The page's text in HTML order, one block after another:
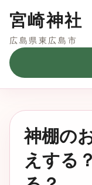
宮崎神社
広島県東広島市
神棚の
えする